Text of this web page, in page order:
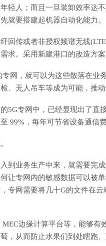
轻人；而且一旦装卸效率达
就要搭建起机器自动化能力。
回传或者非授权频谱无线
求。采用新建港口的改造方
专网，就可以为这些散落在业
、无人吊车等成为可能，推
5G专网中，已经显现出了直
99%，每年可节省设备通信费
入到业务生产中来，就需要完
让专网内的敏感数据可以被
专网需要将几十G的文件在
边缘计算平台等，能够
，从而防止水果们到处瞎跑、